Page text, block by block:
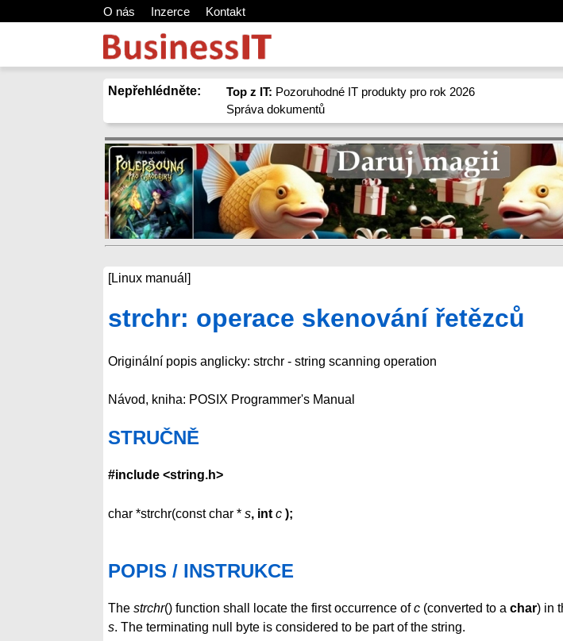
O nás Inzerce Kontakt
Nepřehlédněte: Top z IT: Pozoruhodné IT produkty pro rok 2026
Správa dokumentů
[Linux manuál]
strchr: operace skenování řetězců
Originální popis anglicky: strchr - string scanning operation
Návod, kniha: POSIX Programmer's Manual
STRUČNĚ
#include <string.h>
char *strchr(const char * s, int c );
POPIS / INSTRUKCE
The strchr() function shall locate the first occurrence ofc (converted to a char) in
s. The terminating null byte is considered to be part of the string.